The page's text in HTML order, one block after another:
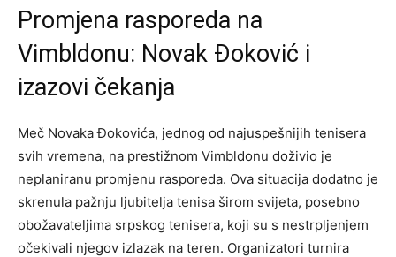
Promjena rasporeda na
Vimbldonu: Novak Đoković i
izazovi čekanja
Meč Novaka Đokovića, jednog od najuspešnijih tenisera
svih vremena, na prestižnom Vimbldonu doživio je
neplaniranu promjenu rasporeda. Ova situacija dodatno je
skrenula pažnju ljubitelja tenisa širom svijeta, posebno
obožavateljima srpskog tenisera, koji su s nestrpljenjem
očekivali njegov izlazak na teren. Organizatori turnira